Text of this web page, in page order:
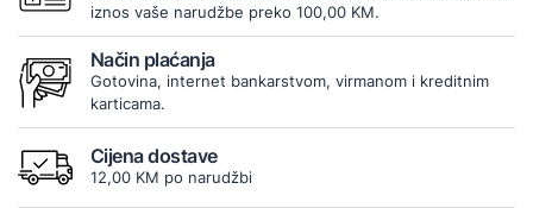
iznos vaše narudžbe preko 100,00 KM.
Način plaćanja
Gotovina, internet bankarstvom, virmanom i kreditnim
karticama.
Cijena dostave
12,00 KM po narudžbi